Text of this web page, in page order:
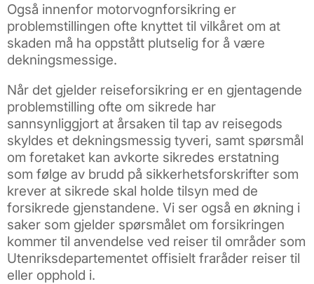
Også innenfor motorvognforsikring er
problemstillingen ofte knyttet til vilkåret om at
skaden må ha oppstått plutselig for å være
dekningsmessige.
Når det gjelder reiseforsikring er en gjentagende
problemstilling ofte om sikrede har
sannsynliggjort at årsaken til tap av reisegods
skyldes et dekningsmessig tyveri, samt spørsmål
om foretaket kan avkorte sikredes erstatning
som følge av brudd på sikkerhetsforskrifter som
krever at sikrede skal holde tilsyn med de
forsikrede gjenstandene. Vi ser også en økning i
saker som gjelder spørsmålet om forsikringen
kommer til anvendelse ved reiser til områder som
Utenriksdepartementet offisielt fraråder reiser til
eller opphold i.